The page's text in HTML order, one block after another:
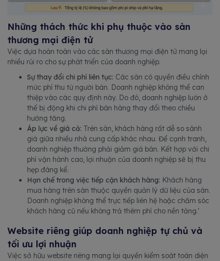
Những thách thức khi phụ thuộc vào sàn
thương mại điện tử
Việc dựa hoàn toàn vào các sàn thương mại điện tử mang lại
nhiều rủi ro cho sự phát triển của doanh nghiệp.
Sự thay đổi chi phí liên tục: Các sàn có quyền điều chỉnh
mức phí thu từ người bán. Doanh nghiệp không thể can
thiệp vào các quy định này. Do đó, doanh nghiệp luôn ở
thế bị động khi chi phí bán hàng thay đổi theo chiều
hướng tăng.
Áp lực về giá cả: Trên sàn, khách hàng rất dễ so sánh
giá giữa nhiều nhà cung cấp khác nhau. Để cạnh tranh,
doanh nghiệp thường phải giảm giá bán. Kết hợp với chi
phí vận hành cao, lợi nhuận của doanh nghiệp sẽ bị thu
hẹp đáng kể.
Hạn chế trong việc tiếp cận khách hàng: Khách hàng
mua hàng trên sàn thuộc quyền quản lý dữ liệu của sàn.
Doanh nghiệp không thể trực tiếp liên hệ hoặc chăm sóc
khách hàng cũ nếu không trả thêm phí cho nền tảng.'
Website riêng giúp doanh nghiệp tự chủ và
tối ưu lợi nhuận
Việc sở hữu website riêng mang lại quyền kiểm soát toàn diện